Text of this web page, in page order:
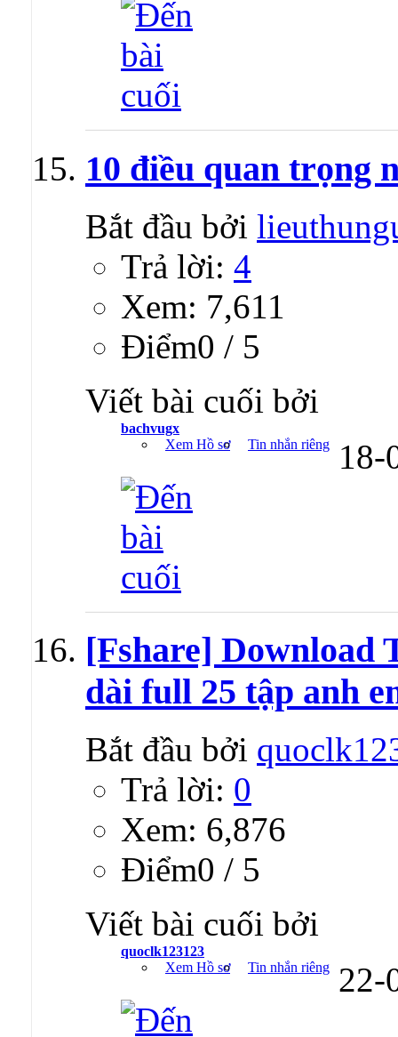
10 điều quan trọng
Bắt đầu bởi
Trả lời: 4
Xem: 7,611
Ðiểm0 / 5
Viết bài cuối bởi
bachvugx
Xem Hồ sơ
Tin nhắn riêng
[Fshare] Download
dài full 25 tập anh
Bắt đầu bởi
Trả lời: 0
Xem: 6,876
Ðiểm0 / 5
Viết bài cuối bởi
quoclk123123
Xem Hồ sơ
Tin nhắn riêng 22-